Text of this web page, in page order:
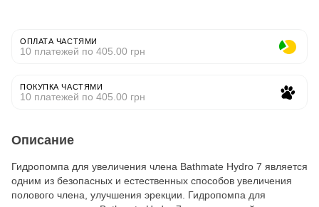
ОПЛАТА ЧАСТЯМИ
10 платежей по 405.00 грн
ПОКУПКА ЧАСТЯМИ
10 платежей по 405.00 грн
Описание
Гидропомпа для увеличения члена Bathmate Hydro 7 является
одним из безопасных и естественных способов увеличения
полового члена, улучшения эрекции. Гидропомпа для